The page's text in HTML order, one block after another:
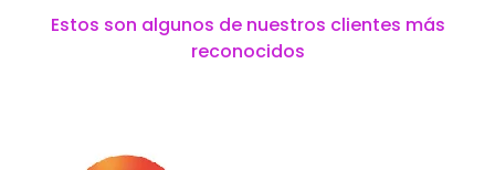
Estos son algunos de nuestros clientes más
reconocidos